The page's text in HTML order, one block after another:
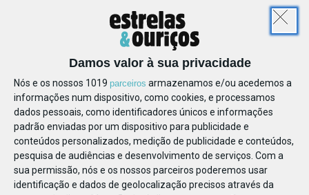
Damos valor à sua privacidade
Nós e os nossos 1019 parceiros armazenamos e/ou acedemos a
informações num dispositivo, como cookies, e processamos
dados pessoais, como identificadores únicos e informações
padrão enviadas por um dispositivo para publicidade e
conteúdos personalizados, medição de publicidade e conteúdos,
pesquisa de audiências e desenvolvimento de serviços. Com a
sua permissão, nós e os nossos parceiros poderemos usar
identificação e dados de geolocalização precisos através da